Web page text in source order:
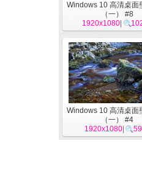
Windows 10 高清桌面
（一） #8
1920x1080
Windows 10 高清桌面
（一） #4
1920x1080